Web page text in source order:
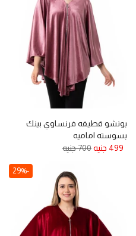
بونشو قطيفه فرنساوي بينك
بسوسته اماميه
499 جنيه
700 جنيه
-29%